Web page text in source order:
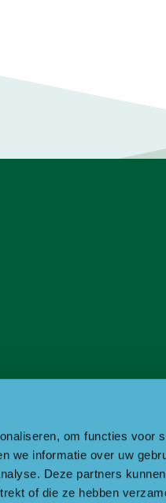
om functies voor
we informatie over uw
Deze partners
of die ze hebben